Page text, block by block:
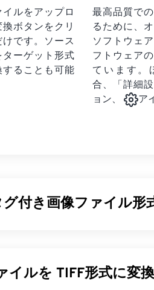
ルをアップロ
ボタンをクリ
です。 ソース
ターゲット形式
することも可能
最高品質で
るために、
ソフトウェ
フトウェア
ています。
合、「詳細
ョン、
ア
グ付き画像ファイル
のビットマップとラスター構
ー付き画像、あるいはページと
イルを TIFF形式に変